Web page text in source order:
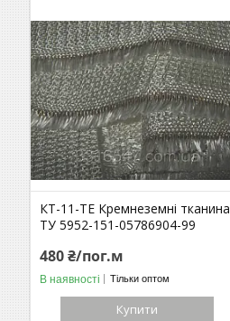
КТ-11-ТЕ Кремнеземні тканина
ТУ 5952-151-05786904-99
480 ₴/пог.м
В наявності Тільки оптом
Купити